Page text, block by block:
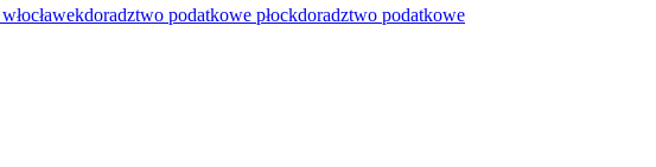
doradztwo podatkowe płockdoradztwo podatkowe